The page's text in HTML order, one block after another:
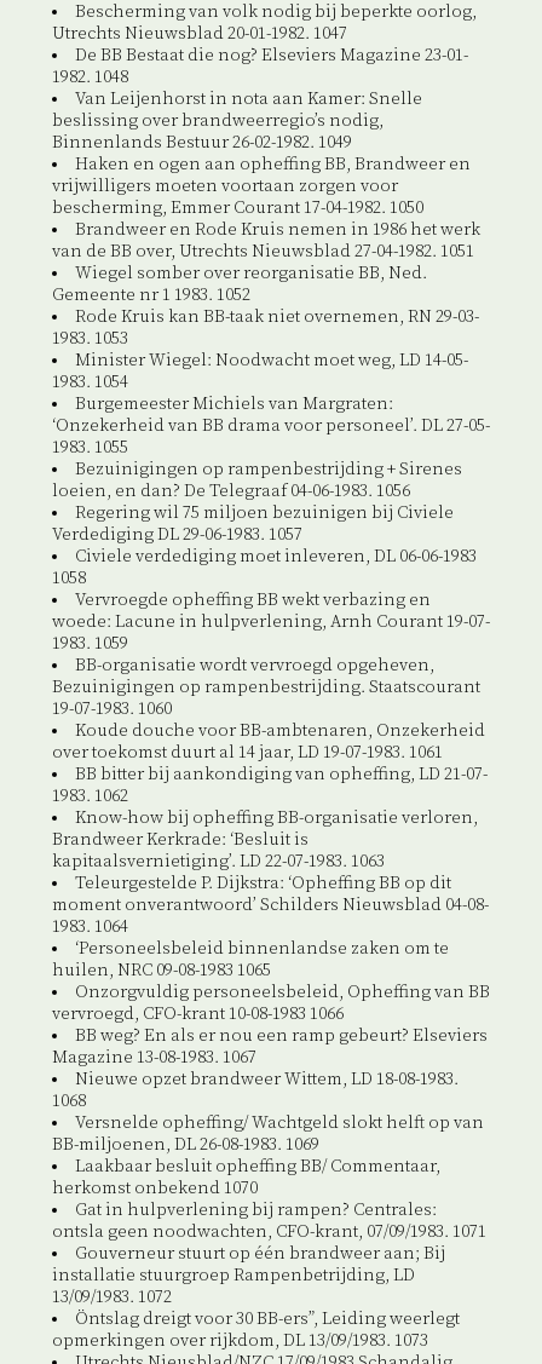
Bescherming van volk nodig bij beperkte oorlog,
Utrechts Nieuwsblad 20-01-1982. 1047
De BB Bestaat die nog? Elseviers Magazine 23-01-
1982. 1048
Van Leijenhorst in nota aan Kamer: Snelle
beslissing over brandweerregio’s nodig,
Binnenlands Bestuur 26-02-1982. 1049
Haken en ogen aan opheffing BB, Brandweer en
vrijwilligers moeten voortaan zorgen voor
bescherming, Emmer Courant 17-04-1982. 1050
Brandweer en Rode Kruis nemen in 1986 het werk
van de BB over, Utrechts Nieuwsblad 27-04-1982. 1051
Wiegel somber over reorganisatie BB, Ned.
Gemeente nr 1 1983. 1052
Rode Kruis kan BB-taak niet overnemen, RN 29-03-
1983. 1053
Minister Wiegel: Noodwacht moet weg, LD 14-05-
1983. 1054
Burgemeester Michiels van Margraten:
‘Onzekerheid van BB drama voor personeel’. DL 27-05-
1983. 1055
Bezuinigingen op rampenbestrijding + Sirenes
loeien, en dan? De Telegraaf 04-06-1983. 1056
Regering wil 75 miljoen bezuinigen bij Civiele
Verdediging DL 29-06-1983. 1057
Civiele verdediging moet inleveren, DL 06-06-1983
1058
Vervroegde opheffing BB wekt verbazing en
woede: Lacune in hulpverlening, Arnh Courant 19-07-
1983. 1059
BB-organisatie wordt vervroegd opgeheven,
Bezuinigingen op rampenbestrijding. Staatscourant
19-07-1983. 1060
Koude douche voor BB-ambtenaren, Onzekerheid
over toekomst duurt al 14 jaar, LD 19-07-1983. 1061
BB bitter bij aankondiging van opheffing, LD 21-07-
1983. 1062
Know-how bij opheffing BB-organisatie verloren,
Brandweer Kerkrade: ‘Besluit is
kapitaalsvernietiging’. LD 22-07-1983. 1063
Teleurgestelde P. Dijkstra: ‘Opheffing BB op dit
moment onverantwoord’ Schilders Nieuwsblad 04-08-
1983. 1064
‘Personeelsbeleid binnenlandse zaken om te
huilen, NRC 09-08-1983 1065
Onzorgvuldig personeelsbeleid, Opheffing van BB
vervroegd, CFO-krant 10-08-1983 1066
BB weg? En als er nou een ramp gebeurt? Elseviers
Magazine 13-08-1983. 1067
Nieuwe opzet brandweer Wittem, LD 18-08-1983.
1068
Versnelde opheffing/ Wachtgeld slokt helft op van
BB-miljoenen, DL 26-08-1983. 1069
Laakbaar besluit opheffing BB/ Commentaar,
herkomst onbekend 1070
Gat in hulpverlening bij rampen? Centrales:
ontsla geen noodwachten, CFO-krant, 07/09/1983. 1071
Gouverneur stuurt op één brandweer aan; Bij
installatie stuurgroep Rampenbetrijding, LD
13/09/1983. 1072
Öntslag dreigt voor 30 BB-ers”, Leiding weerlegt
opmerkingen over rijkdom, DL 13/09/1983. 1073